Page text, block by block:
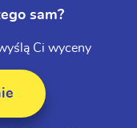
sam?
Ci wyceny